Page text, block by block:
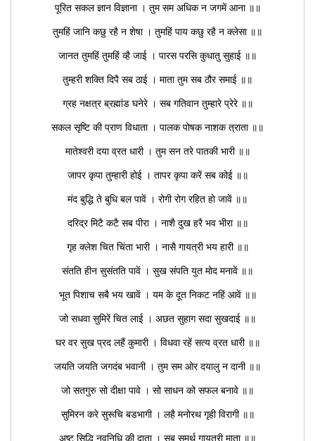
पूरित सकल ज्ञान विज्ञाना । तुम सम अधिक न जगमें आना ॥॥
तुमहिं जानि कछु रहै न शेषा । तुमहिं पाय कछु रहै न क्लेसा ॥॥
जानत तुमहिं तुमहिं व्है जाई । पारस परसि कुधातु सुहाई ॥॥
तुम्हरी शक्ति दिपै सब ठाई । माता तुम सब ठौर समाई ॥॥
ग्रह नक्षत्र ब्रह्मांड घनेरे । सब गतिवान तुम्हारे प्रेरे ॥॥
सकल सृष्टि की प्राण विधाता । पालक पोषक नाशक त्राता ॥॥
मातेश्वरी दया व्रत धारी । तुम सन तरे पातकी भारी ॥॥
जापर कृपा तुम्हारी होई । तापर कृपा करें सब कोई ॥॥
मंद बुद्धि ते बुधि बल पावें । रोगी रोग रहित हो जावें ॥॥
दरिद्र मिटै कटै सब पीरा । नाशै दुख हरै भव भीरा ॥॥
गृह क्लेश चित चिंता भारी । नासै गायत्री भय हारी ॥॥
संतति हीन सुसंतति पावें । सुख संपति युत मोद मनावें ॥॥
भूत पिशाच सबै भय खावें । यम के दूत निकट नहिं आवें ॥॥
जो सधवा सुमिरें चित लाई । अछत सुहाग सदा सुखदाई ॥॥
घर वर सुख प्रद लहैं कुमारी । विधवा रहें सत्य व्रत धारी ॥॥
जयति जयति जगदंब भवानी । तुम सम ओर दयालु न दानी ॥॥
जो सतगुरु सो दीक्षा पावे । सो साधन को सफल बनावे ॥॥
सुमिरन करे सुरूचि बडभागी । लहै मनोरथ गृही विरागी ॥॥
अष्ट सिद्धि नवनिधि की दाता । सब समर्थ गायत्री माता ॥॥